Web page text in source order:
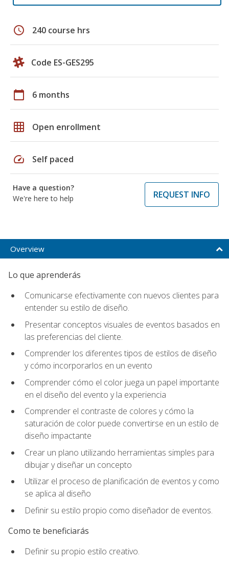
schedule 240 course hrs
Code ES-GES295
calendar_today 6 months
grid_on Open enrollment
speed Self paced
Have a question?
We're here to help
REQUEST INFO
Overview
Lo que aprenderás
Comunicarse efectivamente con nuevos clientes para
entender su estilo de diseño.
Presentar conceptos visuales de eventos basados en
las preferencias del cliente.
Comprender los diferentes tipos de estilos de diseño
y cómo incorporarlos en un evento
Comprender cómo el color juega un papel importante
en el diseño del evento y la experiencia
Comprender el contraste de colores y cómo la
saturación de color puede convertirse en un estilo de
diseño impactante
Crear un plano utilizando herramientas simples para
dibujar y diseñar un concepto
Utilizar el proceso de planificación de eventos y como
se aplica al diseño
Definir su estilo propio como diseñador de eventos.
Como te beneficiarás
Definir su propio estilo creativo.